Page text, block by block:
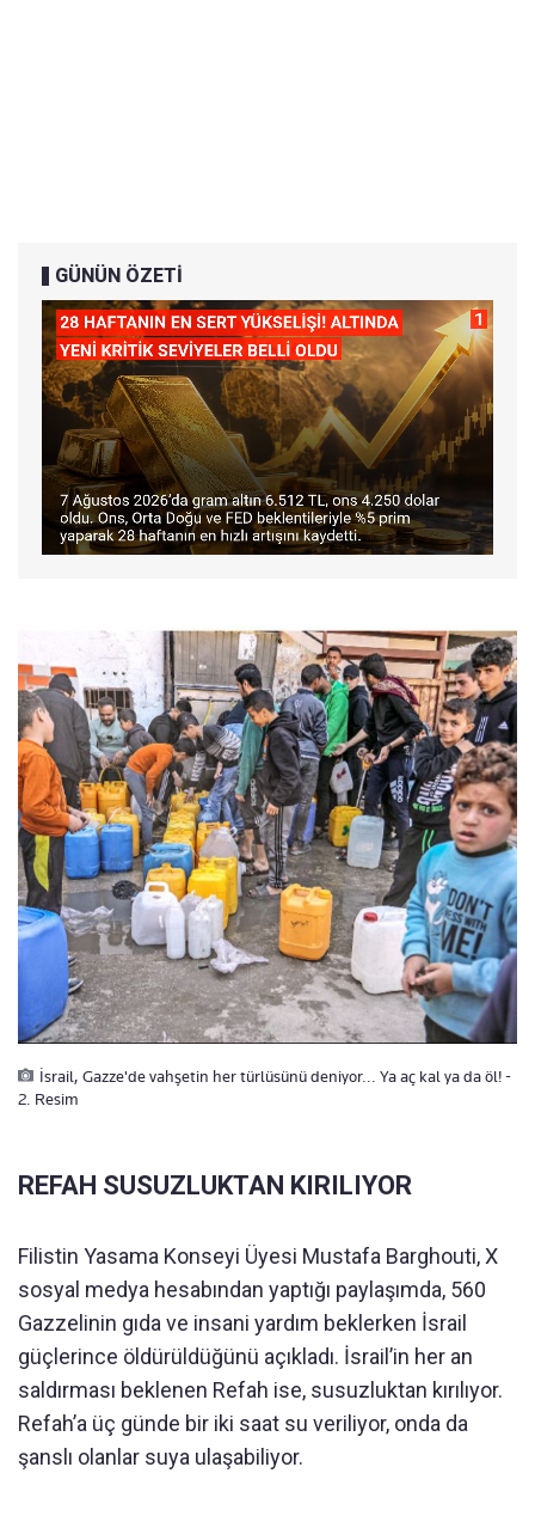
GÜNÜN ÖZETİ
İsrail, Gazze'de vahşetin her türlüsünü deniyor... Ya aç kal ya da öl! -
2. Resim
REFAH SUSUZLUKTAN KIRILIYOR
Filistin Yasama Konseyi Üyesi Mustafa Barghouti, X
sosyal medya hesabından yaptığı paylaşımda, 560
Gazzelinin gıda ve insani yardım beklerken İsrail
güçlerince öldürüldüğünü açıkladı. İsrail’in her an
saldırması beklenen Refah ise, susuzluktan kırılıyor.
Refah’a üç günde bir iki saat su veriliyor, onda da
şanslı olanlar suya ulaşabiliyor.